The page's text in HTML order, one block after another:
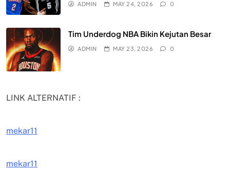
ADMIN MAY 24, 2026 0
Tim Underdog NBA Bikin Kejutan Besar
ADMIN MAY 23, 2026 0
LINK ALTERNATIF :
mekar11
mekar11